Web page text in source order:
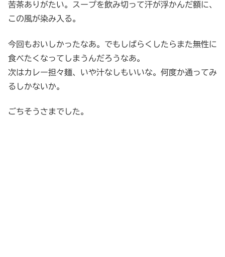
苦茶ありがたい。スープを飲み切って汗が浮かんだ額に、
この風が染み入る。
今回もおいしかったなあ。でもしばらくしたらまた無性に
食べたくなってしまうんだろうなあ。
次はカレー担々麺、いや汁なしもいいな。何度か通ってみ
るしかないか。
ごちそうさまでした。